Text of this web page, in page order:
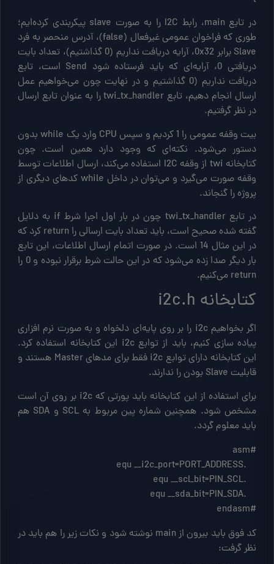
در تابع main، رابط I2C را به صورت slave پیکربندی کرده‌ایم؛
طوری که فراخوان عمومی غیرفعال (false)، آدرس منحصر به فرد
Slave برابر 0x32، آرایه دریافت نداریم (0 گذاشتیم)، تعداد بایت
دریافتی 0، آرایه‌ای که باید فرستاده شود Send است، تابع
دریافت نداریم (0 گذاشتیم و در نهایت چون می‌خواهیم عمل
ارسال انجام دهیم، تابع twi_tx_handler را به عنوان تابع ارسال
در نظر گرفتیم.
بیت وقفه عمومی را 1 کردیم و سپس CPU وارد یک while بدون
دستور می‌شود. نکته‌ای که وجود دارد همین است. چون
کتابخانه twi از وقفه I2C استفاده می‌کند، ارسال اطلاعات توسط
وقفه صورت می‌گیرد و می‌توان در داخل while کدهای دیگری از
پروژه را گنجاند.
در تابع twi_tx_handler چون در بار اول اجرا شرط if به دلایل
گفته شده صحیح است، باید تعداد بایت ارسالی را return کرد که
در این مثال 14 است. در صورت اتمام ارسال اطلاعات، این تابع
بار دیگر صدا زده می‌شود که در این حالت شرط برقرار نبوده و 0 را
return می‌کنیم.
کتابخانه i2c.h
اگر بخواهیم i2c را بر روی پایه‌ای دلخواه و به صورت نرم افزاری
پیاده سازی کنیم، باید از توابع i2c این کتابخانه استفاده کرد.
این کتابخانه دارای توابع i2c فقط برای مدهای Master هستند و
قابلیت Slave بودن را ندارند.
برای استفاده از این کتابخانه باید پورتی که i2c بر روی آن است
مشخص شود. همچنین شماره پین مربوط به SCL و SDA هم
باید معلوم گردد.
#endasm
کد فوق باید بیرون از main نوشته شود و نکات زیر را هم باید در
نظر گرفت: